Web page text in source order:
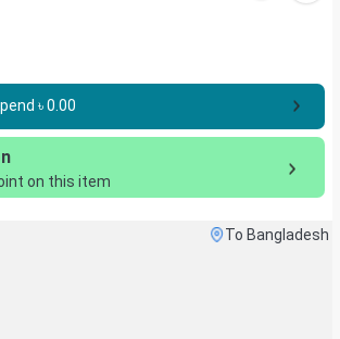
৳0.00
on this item
To Bangladesh